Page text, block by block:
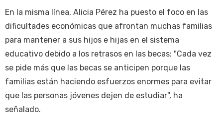
En la misma línea, Alicia Pérez ha puesto el foco en las
dificultades económicas que afrontan muchas familias
para mantener a sus hijos e hijas en el sistema
educativo debido a los retrasos en las becas: "Cada vez
se pide más que las becas se anticipen porque las
familias están haciendo esfuerzos enormes para evitar
que las personas jóvenes dejen de estudiar", ha
señalado.